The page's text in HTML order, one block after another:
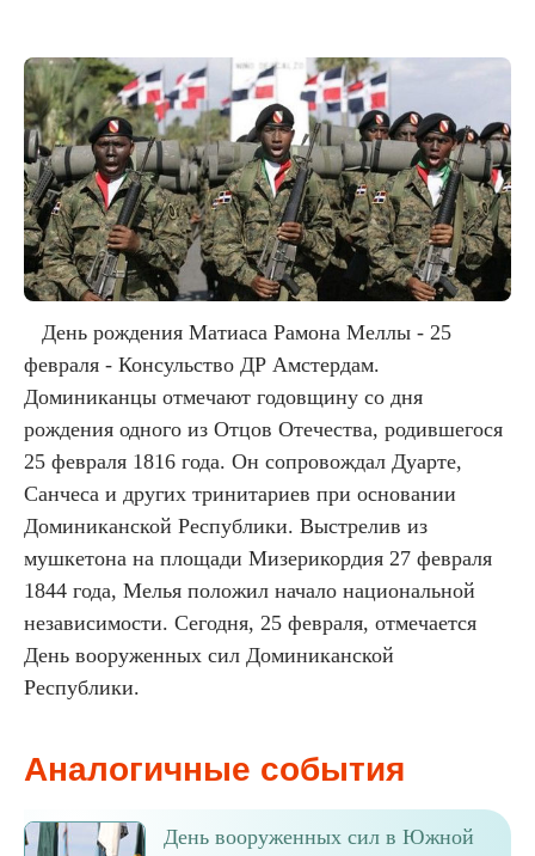
День рождения Матиаса Рамона Меллы - 25
февраля - Консульство ДР Амстердам.
Доминиканцы отмечают годовщину со дня
рождения одного из Отцов Отечества, родившегося
25 февраля 1816 года. Он сопровождал Дуарте,
Санчеса и других тринитариев при основании
Доминиканской Республики. Выстрелив из
мушкетона на площади Мизерикордия 27 февраля
1844 года, Мелья положил начало национальной
независимости. Сегодня, 25 февраля, отмечается
День вооруженных сил Доминиканской
Республики.
Аналогичные события
День вооруженных сил в Южной